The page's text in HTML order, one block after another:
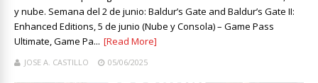
y nube. Semana del 2 de junio: Baldur’s Gate and Baldur’s Gate II:
Enhanced Editions, 5 de junio (Nube y Consola) – Game Pass
Ultimate, Game Pa... [Read More]
JOSE A. CASTILLO 05/06/2025